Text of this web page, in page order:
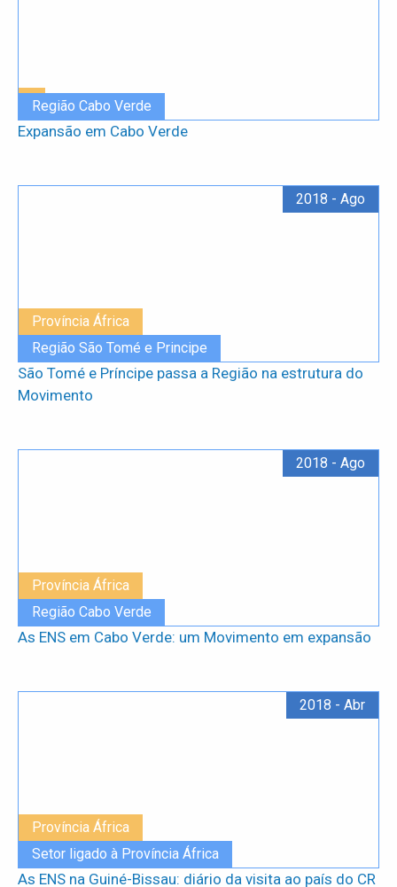
Região Cabo Verde
Expansão em Cabo Verde
Província África
Região São Tomé e Principe
2018 - Ago
São Tomé e Príncipe passa a Região na estrutura do
Movimento
Província África
Região Cabo Verde
2018 - Ago
As ENS em Cabo Verde: um Movimento em expansão
Província África
Setor ligado à Província África
2018 - Abr
As ENS na Guiné-Bissau: diário da visita ao país do CR